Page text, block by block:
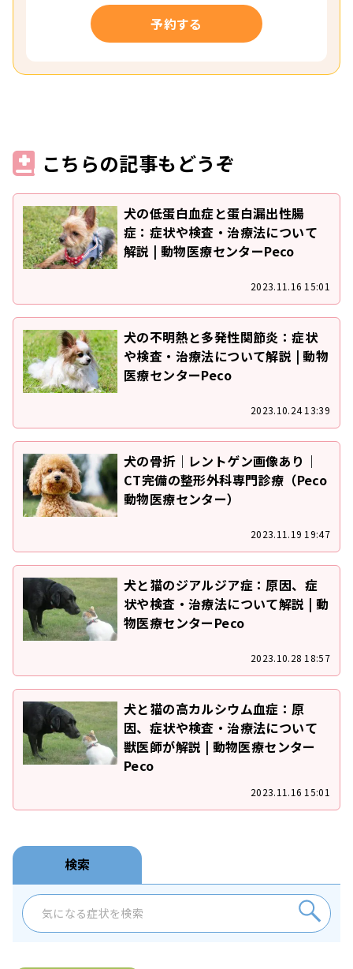
予約する
こちらの記事もどうぞ
犬の低蛋白血症と蛋白漏出性腸
症：症状や検査・治療法について
解説 | 動物医療センターPeco
2023.11.16 15:01
犬の不明熱と多発性関節炎：症状
や検査・治療法について解説 | 動物
医療センターPeco
2023.10.24 13:39
犬の骨折｜レントゲン画像あり｜
CT完備の整形外科専門診療（Peco
動物医療センター）
2023.11.19 19:47
犬と猫のジアルジア症：原因、症
状や検査・治療法について解説 | 動
物医療センターPeco
2023.10.28 18:57
犬と猫の高カルシウム血症：原
因、症状や検査・治療法について
獣医師が解説 | 動物医療センター
Peco
2023.11.16 15:01
検索